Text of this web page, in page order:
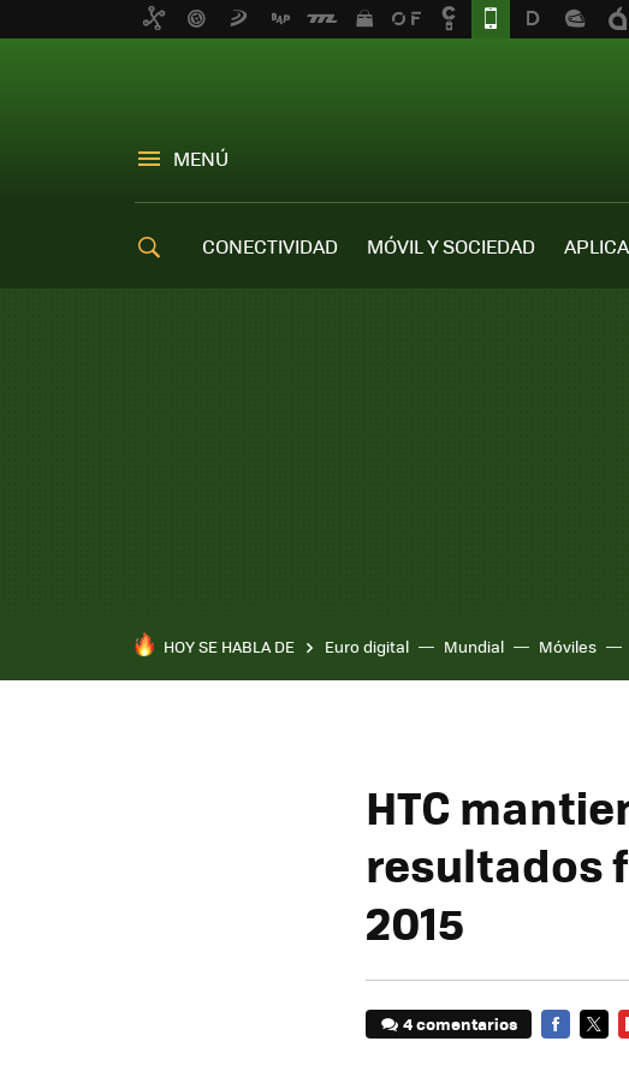
MENÚ
CONECTIVIDAD MÓVIL Y SOCIEDAD
HOY SE HABLA DE Euro digital Mundial Móviles
Pixel 10a
HTC
resultados
2015
4 comentarios